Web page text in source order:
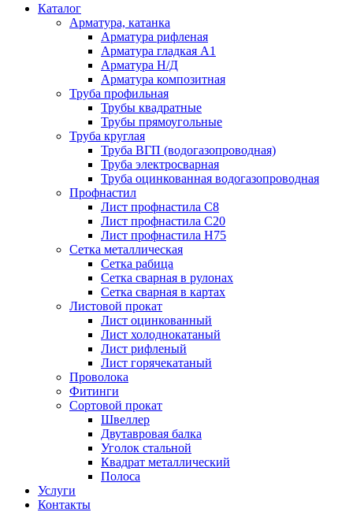
Каталог
Арматура, катанка
Арматура рифленая
Арматура гладкая A1
Арматура Н/Д
Арматура композитная
Труба профильная
Трубы квадратные
Трубы прямоугольные
Труба круглая
Труба ВГП (водогазопроводная)
Труба электросварная
Труба оцинкованная водогазопроводная
Профнастил
Лист профнастила С8
Лист профнастила С20
Лист профнастила Н75
Сетка металлическая
Сетка рабица
Сетка сварная в рулонах
Сетка сварная в картах
Листовой прокат
Лист оцинкованный
Лист холоднокатаный
Лист рифленый
Лист горячекатаный
Проволока
Фитинги
Сортовой прокат
Швеллер
Двутавровая балка
Уголок стальной
Квадрат металлический
Полоса
Услуги
Контакты